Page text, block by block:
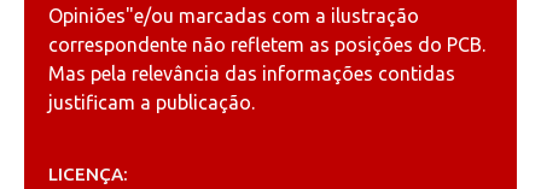
Opiniões"e/ou marcadas com a ilustração
correspondente não refletem as posições do PCB.
Mas pela relevância das informações contidas
justificam a publicação.
LICENÇA: